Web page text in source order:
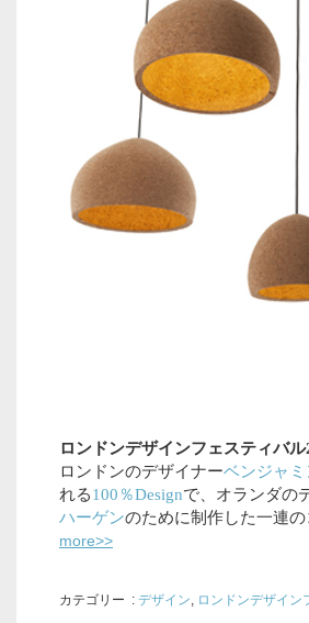
ロンドンデザインフェスティバル
ロンドンのデザイナーベンジャ
れる100％Designで、オランダの
ハーゲンのために制作した一連
more>>
カテゴリー : デザイン, ロンドンデザイン